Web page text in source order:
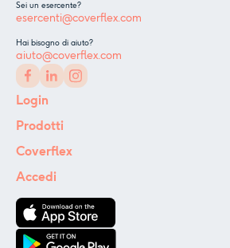
Sei un esercente?
esercenti@coverflex.com
Hai bisogno di aiuto?
aiuto@coverflex.com
Login
Prodotti
Coverflex
Accedi